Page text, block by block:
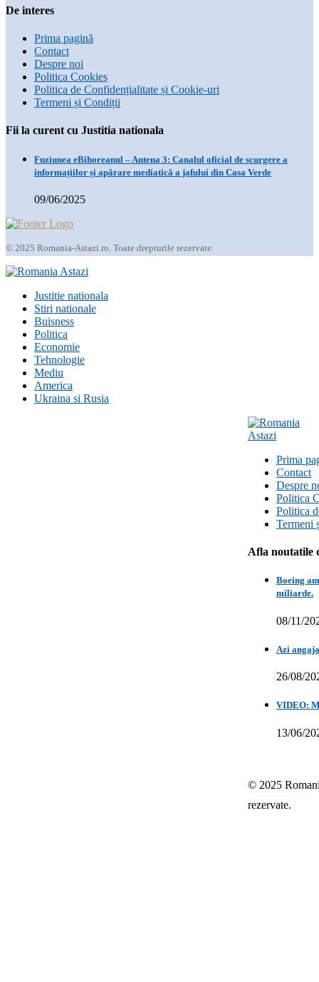
De interes
Prima pagină
Contact
Despre noi
Politica Cookies
Politica de Confidențialitate și Cookie-uri
Termeni și Condiții
Fii la curent cu Justitia nationala
Fuziunea eBihoreanul – Antena 3: Canalul oficial de scurgere a
informațiilor și apărare mediatică a jafului din Casa Verde
09/06/2025
© 2025 Romania-Astazi.ro. Toate drepturile rezervate.
Justitie nationala
Stiri nationale
Buisness
Politica
Economie
Tehnologie
Mediu
America
Ukraina si Rusia
Prima
Contact
Despre
Politica
Politica
Termeni
Afla noutatile
Boeing
miliarde.
08/11/
Azi
26/08/
VIDEO:
13/06/
© 2025
rezervate.